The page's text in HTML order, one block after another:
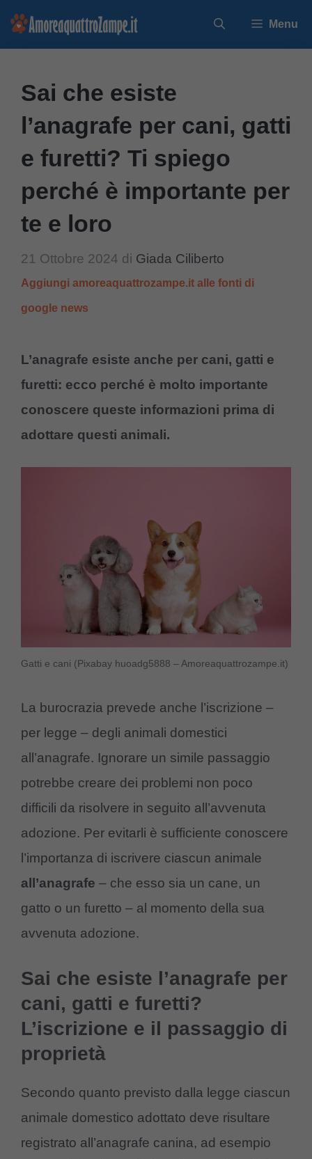
Vai
Menu
Sai che esiste
l’anagrafe per cani, gatti
e furetti? Ti spiego
perché è importante per
te e loro
21 Ottobre 2024 di Giada Ciliberto
Aggiungi amoreaquattrozampe.it alle fonti di
google news
L’anagrafe esiste anche per cani, gatti e
furetti: ecco perché è molto importante
conoscere queste informazioni prima di
adottare questi animali.
Gatti e cani (Pixabay huoadg5888 – Amoreaquattrozampe.it)
La burocrazia prevede anche l’iscrizione –
per legge – degli animali domestici
all’anagrafe. Ignorare un simile passaggio
potrebbe creare dei problemi non poco
difficili da risolvere in seguito all’avvenuta
adozione. Per evitarli è sufficiente conoscere
l’importanza di iscrivere ciascun animale
all’anagrafe – che esso sia un cane, un
gatto o un furetto – al momento della sua
avvenuta adozione.
Sai che esiste l’anagrafe per
cani, gatti e furetti?
L’iscrizione e il passaggio di
proprietà
Secondo quanto previsto dalla legge ciascun
animale domestico adottato deve risultare
registrato all’anagrafe canina, ad esempio